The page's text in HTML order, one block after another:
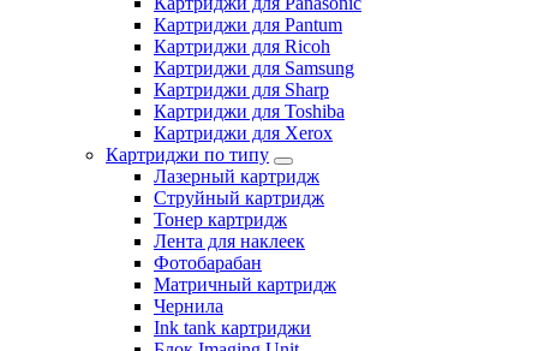
Картриджи для Pantum
Картриджи для Ricoh
Картриджи для Samsung
Картриджи для Sharp
Картриджи для Toshiba
Картриджи для Xerox
Картриджи по типу
Лазерный картридж
Струйный картридж
Тонер картридж
Лента для наклеек
Фотобарабан
Матричный картридж
Чернила
Ink tank картриджи